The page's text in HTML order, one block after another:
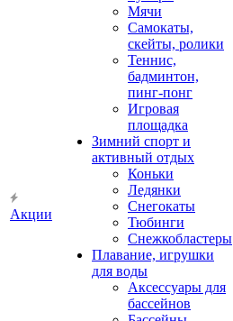
Акции
Мячи
Самокаты,
скейты, ролики
Теннис,
бадминтон,
пинг-понг
Игровая
площадка
Зимний спорт и
активный отдых
Коньки
Ледянки
Снегокаты
Тюбинги
Снежкобластеры
Плавание, игрушки
для воды
Аксессуары для
бассейнов